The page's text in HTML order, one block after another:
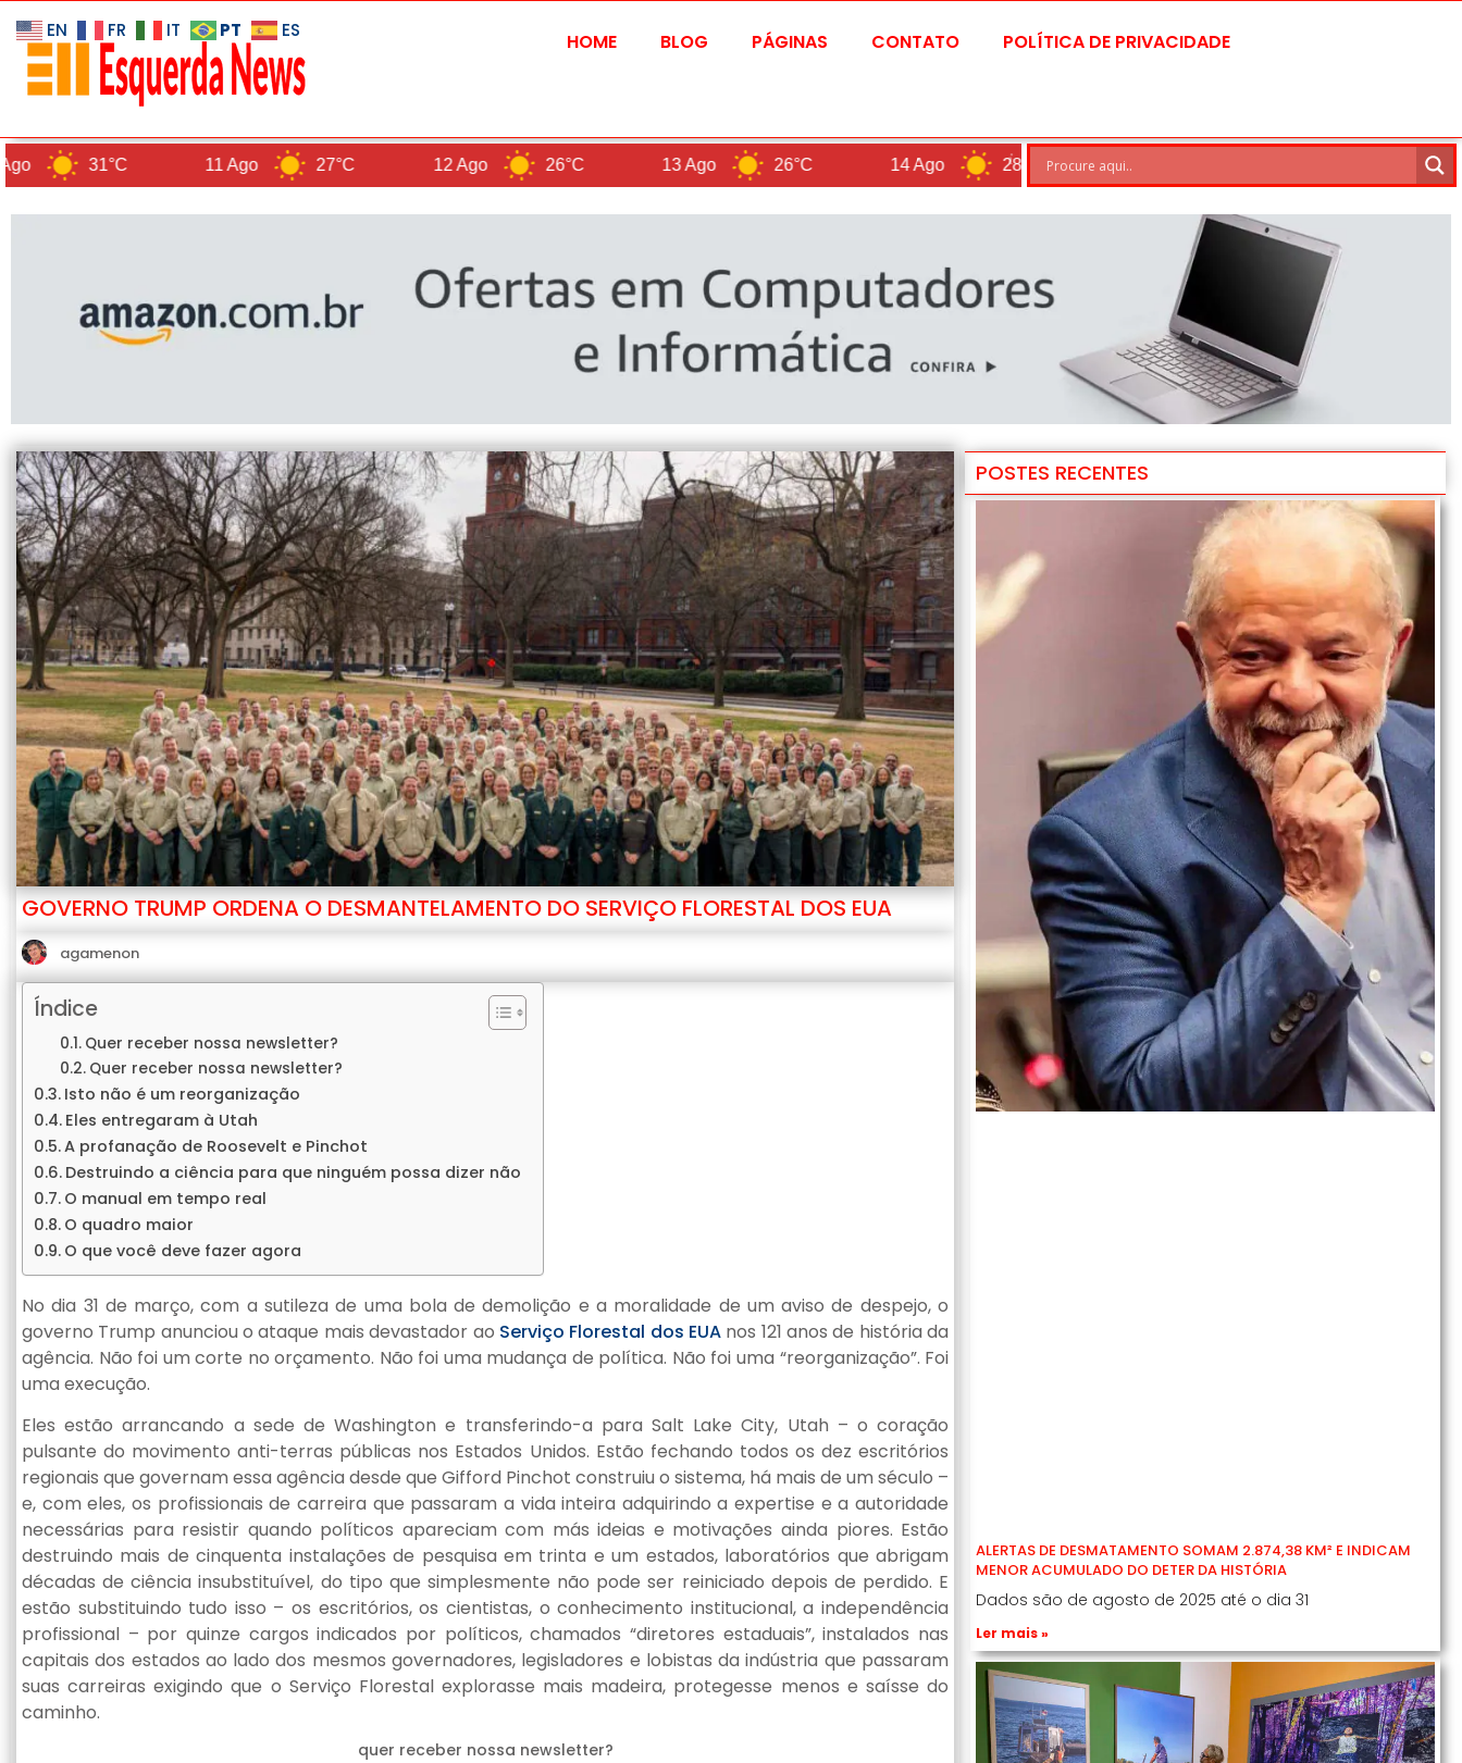
HOME BLOG PÁGINAS CONTATO POLÍTICA DE PRIVACIDADE
11 Ago 27°C 12 Ago 26°C 13 Ago 26°C 14 Ago 28°C Brasilia
GOVERNO TRUMP ORDENA O DESMANTELAMENTO DO SERVIÇO FLORESTAL DOS EUA
agamenon
Índice
Quer receber nossa newsletter?
Quer receber nossa newsletter?
Isto não é um reorganização
Eles entregaram à Utah
A profanação de Roosevelt e Pinchot
Destruindo a ciência para que ninguém possa dizer não
O manual em tempo real
O quadro maior
O que você deve fazer agora
No dia 31 de março, com a sutileza de uma bola de demolição e a moralidade de um aviso de despejo, o
governo Trump anunciou o ataque mais devastador ao Serviço Florestal dos EUAnos 121 anos de história da
agência. Não foi um corte no orçamento. Não foi uma mudança de política. Não foi uma “reorganização”. Foi
uma execução.
Eles estão arrancando a sede de Washington e transferindo-a para Salt Lake City, Utah – o coração
pulsante do movimento anti-terras públicas nos Estados Unidos. Estão fechando todos os dez escritórios
regionais que governam essa agência desde que Gifford Pinchot construiu o sistema, há mais de um século –
e, com eles, os profissionais de carreira que passaram a vida inteira adquirindo a expertise e a autoridade
necessárias para resistir quando políticos apareciam com más ideias e motivações ainda piores. Estão
destruindo mais de cinquenta instalações de pesquisa em trinta e um estados, laboratórios que abrigam
décadas de ciência insubstituível, do tipo que simplesmente não pode ser reiniciado depois de perdido. E
estão substituindo tudo isso – os escritórios, os cientistas, o conhecimento institucional, a independência
profissional – por quinze cargos indicados por políticos, chamados “diretores estaduais”, instalados nas
capitais dos estados ao lado dos mesmos governadores, legisladores e lobistas da indústria que passaram
suas carreiras exigindo que o Serviço Florestal explorasse mais madeira, protegesse menos e saísse do
caminho.
quer receber nossa newsletter?
POSTES RECENTES
ALERTAS DE DESMATAMENTO SOMAM 2.874,38 KM² E INDICAM
MENOR ACUMULADO DO DETER DA HISTÓRIA
Dados são de agosto de 2025 até o dia 31
Ler mais »
EN FR IT PT ES